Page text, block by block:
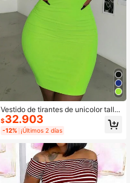
Vestido de tirantes de unicolor talla
grande, casual, de verano y elegant
e para fiestas
$32.903
-12% ¡Últimos 2 días